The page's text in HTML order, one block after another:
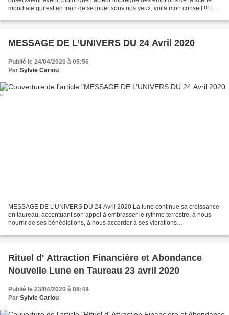
mondiale qui est en train de se jouer sous nos yeux, voilà mon conseil !!! Les
MESSAGE DE L’UNIVERS DU 24 Avril 2020
Publié le 24/04/2020 à 05:56
Par Sylvie Cariou
MESSAGE DE L’UNIVERS DU 24 Avril 2020 La lune continue sa croissance
en taureau, accentuant son appel à embrasser le rythme terrestre, à nous
nourrir de ses bénédictions, à nous accorder à ses vibrations
Rituel d' Attraction Financière et Abondance
Nouvelle Lune en Taureau 23 avril 2020
Publié le 23/04/2020 à 08:48
Par Sylvie Cariou